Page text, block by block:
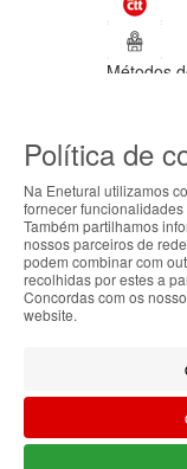
Métodos
Todos os
08-2026.
Designed
ABOUT
Enetural
cookies that
website,
continuing to
these cookies.
Privacy and
preferences in
Política de
Na Enetural utilizamos
fornecer
Também partilhamos
nossos parceiros de
podem combinar com
recolhidas por estes a
Concordas com os
website.